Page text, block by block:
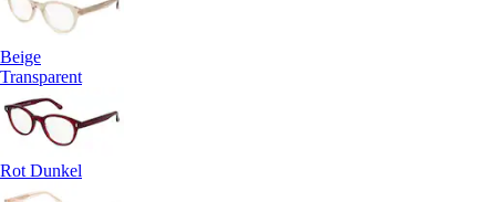
Beige
Transparent
Rot Dunkel